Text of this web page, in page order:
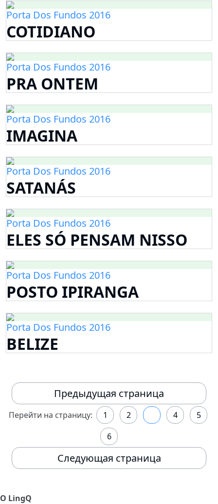
Porta Dos Fundos 2016
COTIDIANO
Porta Dos Fundos 2016
PRA ONTEM
Porta Dos Fundos 2016
IMAGINA
Porta Dos Fundos 2016
SATANÁS
Porta Dos Fundos 2016
ELES SÓ PENSAM NISSO
Porta Dos Fundos 2016
POSTO IPIRANGA
Porta Dos Fundos 2016
BELIZE
Предыдущая страница
Перейти на страницу: 1 2 4
5
6
Следующая страница
О LingQ